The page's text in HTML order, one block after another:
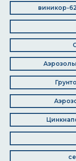
виникор-